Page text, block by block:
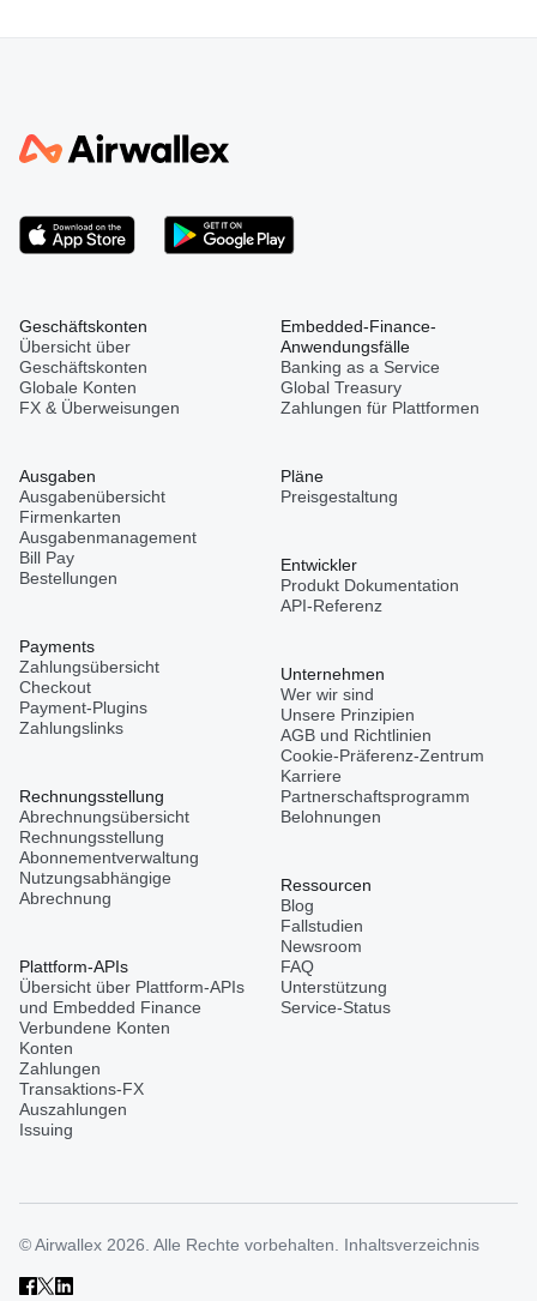
Geschäftskonten
Übersicht über
Geschäftskonten
Globale Konten
FX & Überweisungen
Ausgaben
Ausgabenübersicht
Firmenkarten
Ausgabenmanagement
Bill Pay
Bestellungen
Payments
Zahlungsübersicht
Checkout
Payment-Plugins
Zahlungslinks
Rechnungsstellung
Abrechnungsübersicht
Rechnungsstellung
Abonnementverwaltung
Nutzungsabhängige
Abrechnung
Plattform-APIs
Übersicht über Plattform-APIs
und Embedded Finance
Verbundene Konten
Konten
Zahlungen
Transaktions-FX
Auszahlungen
Issuing
Embedded-Finance-
Anwendungsfälle
Banking as a Service
Global Treasury
Zahlungen für Plattformen
Pläne
Preisgestaltung
Entwickler
Produkt Dokumentation
API-Referenz
Unternehmen
Wer wir sind
Unsere Prinzipien
AGB und Richtlinien
Cookie-Präferenz-Zentrum
Karriere
Partnerschaftsprogramm
Belohnungen
Ressourcen
Blog
Fallstudien
Newsroom
FAQ
Unterstützung
Service-Status
© Airwallex 2026. Alle Rechte vorbehalten. Inhaltsverzeichnis